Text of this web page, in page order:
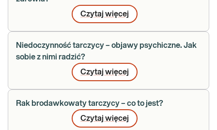
Czytaj więcej
Niedoczynność tarczycy – objawy psychiczne. Jak
sobie z nimi radzić?
Czytaj więcej
Rak brodawkowaty tarczycy – co to jest?
Czytaj więcej